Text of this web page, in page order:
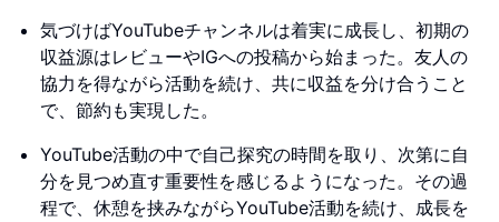
気づけばYouTubeチャンネルは着実に成長し、初期の
収益源はレビューやIGへの投稿から始まった。友人の
協力を得ながら活動を続け、共に収益を分け合うこと
で、節約も実現した。
YouTube活動の中で自己探究の時間を取り、次第に自
分を見つめ直す重要性を感じるようになった。その過
程で、休憩を挟みながらYouTube活動を続け、成長を